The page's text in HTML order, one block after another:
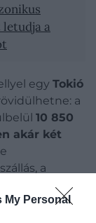
My Personal
a
egy Tokió
a
10 850
akár két
a
ideje.
mert